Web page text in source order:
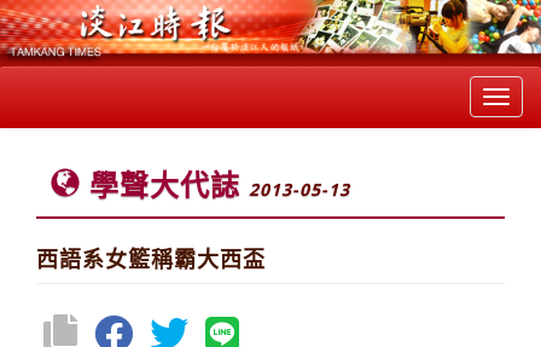
學聲大代誌 2013-05-13
西語系女籃稱霸大西盃